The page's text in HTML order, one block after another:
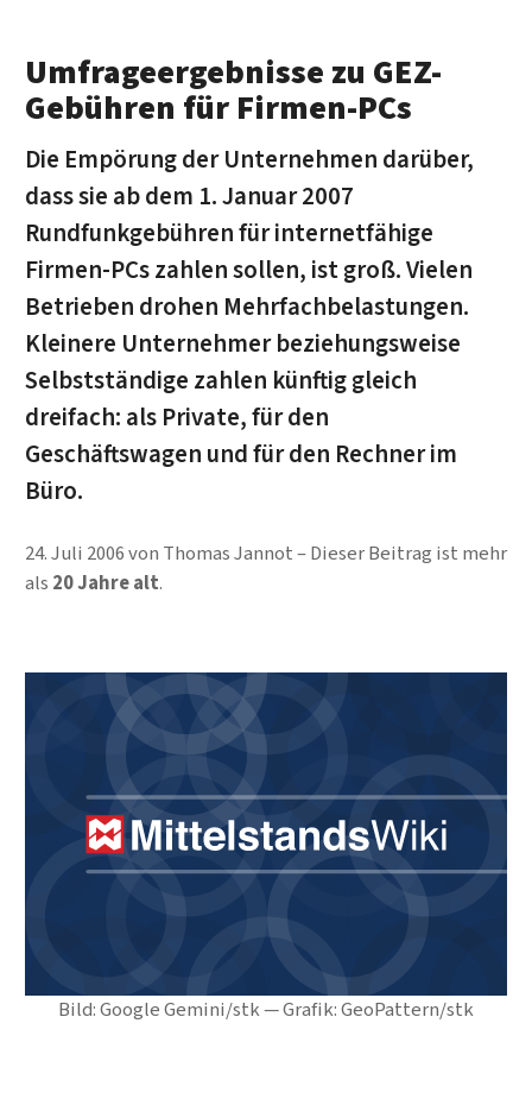
Bild: Google Gemini/stk — Grafik: GeoPattern/stk
Umfrageergebnisse zu GEZ-
Gebühren für Firmen-PCs
Die Empörung der Unternehmen darüber,
dass sie ab dem 1. Januar 2007
Rundfunkgebühren für internetfähige
Firmen-PCs zahlen sollen, ist groß. Vielen
Betrieben drohen Mehrfachbelastungen.
Kleinere Unternehmer beziehungsweise
Selbstständige zahlen künftig gleich
dreifach: als Private, für den
Geschäftswagen und für den Rechner im
Büro.
24. Juli 2006von Thomas Jannot
Dieser Beitrag ist mehr
als 20 Jahre alt.